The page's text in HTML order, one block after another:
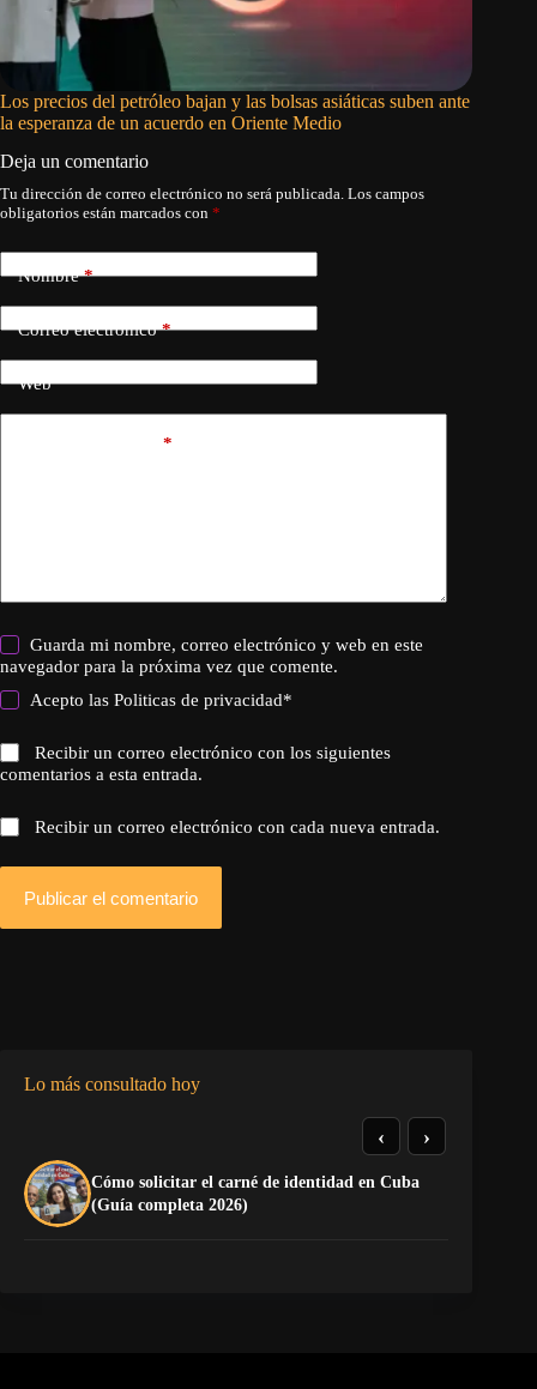
Los precios del petróleo bajan y las bolsas asiáticas suben ante
la esperanza de un acuerdo en Oriente Medio
Deja un comentario
Tu dirección de correo electrónico no será publicada. Los campos
obligatorios están marcados con *
Nombre*
Correo electrónico*
Web
*
Guarda mi nombre, correo electrónico y web en este
navegador para la próxima vez que comente.
Acepto lasPoliticas de privacidad*
Recibir un correo electrónico con los siguientes
comentarios a esta entrada.
Recibir un correo electrónico con cada nueva entrada.
Publicar el comentario
Lo más consultado hoy
Cómo solicitar el carné de identidad en Cuba
(Guía completa 2026)
‹ ›